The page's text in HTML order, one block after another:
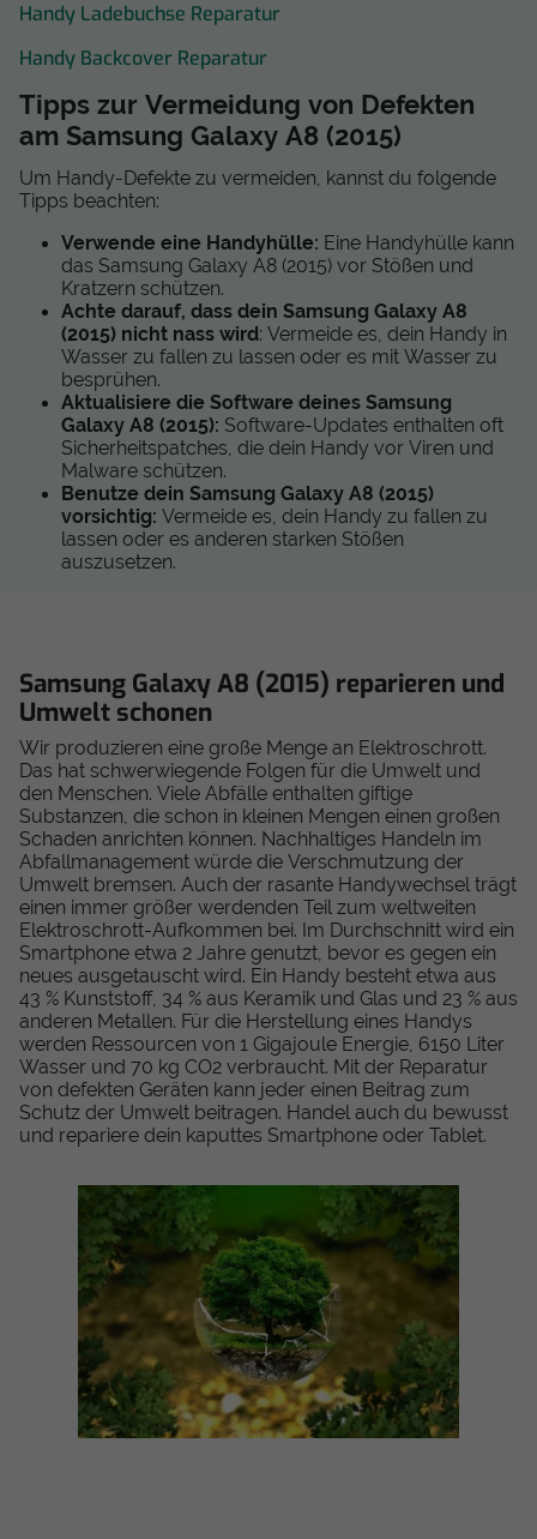
Handy Ladebuchse Reparatur
Handy Backcover Reparatur
Tipps zur Vermeidung von Defekten
am Samsung Galaxy A8 (2015)
Um Handy-Defekte zu vermeiden, kannst du folgende
Tipps beachten:
Verwende eine Handyhülle: Eine Handyhülle kann
das Samsung Galaxy A8 (2015) vor Stößen und
Kratzern schützen.
Achte darauf, dass dein Samsung Galaxy A8
(2015) nicht nass wird: Vermeide es, dein Handy in
Wasser zu fallen zu lassen oder es mit Wasser zu
besprühen.
Aktualisiere die Software deines Samsung
Galaxy A8 (2015): Software-Updates enthalten oft
Sicherheitspatches, die dein Handy vor Viren und
Malware schützen.
Benutze dein Samsung Galaxy A8 (2015)
vorsichtig:Vermeide es, dein Handy zu fallen zu
lassen oder es anderen starken Stößen
auszusetzen.
Samsung Galaxy A8 (2015) reparieren und
Umwelt schonen
Wir produzieren eine große Menge an Elektroschrott.
Das hat schwerwiegende Folgen für die Umwelt und
den Menschen. Viele Abfälle enthalten giftige
Substanzen, die schon in kleinen Mengen einen großen
Schaden anrichten können. Nachhaltiges Handeln im
Abfallmanagement würde die Verschmutzung der
Umwelt bremsen. Auch der rasante Handywechsel trägt
einen immer größer werdenden Teil zum weltweiten
Elektroschrott-Aufkommen bei. Im Durchschnitt wird ein
Smartphone etwa 2 Jahre genutzt, bevor es gegen ein
neues ausgetauscht wird. Ein Handy besteht etwa aus
43 % Kunststoff, 34 % aus Keramik und Glas und 23 % aus
anderen Metallen. Für die Herstellung eines Handys
werden Ressourcen von 1 Gigajoule Energie, 6150 Liter
Wasser und 70 kg CO2 verbraucht. Mit der Reparatur
von defekten Geräten kann jeder einen Beitrag zum
Schutz der Umwelt beitragen. Handel auch du bewusst
und repariere dein kaputtes Smartphone oder Tablet.